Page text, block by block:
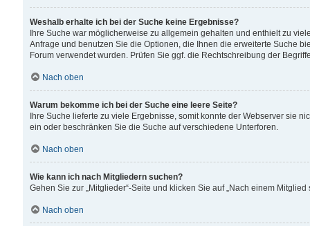
Weshalb erhalte ich bei der Suche keine Ergebnisse?
Ihre Suche war möglicherweise zu allgemein gehalten und enthielt zu
Anfrage und benutzen Sie die Optionen, die Ihnen die erweiterte Suche
Forum verwendet wurden. Prüfen Sie ggf. die Rechtschreibung der
Nach oben
Warum bekomme ich bei der Suche eine leere Seite?
Ihre Suche lieferte zu viele Ergebnisse, somit konnte der Webserver sie
ein oder beschränken Sie die Suche auf verschiedene Unterforen.
Nach oben
Wie kann ich nach Mitgliedern suchen?
Gehen Sie zur „Mitglieder“-Seite und klicken Sie auf „Nach einem Mitglied
Nach oben